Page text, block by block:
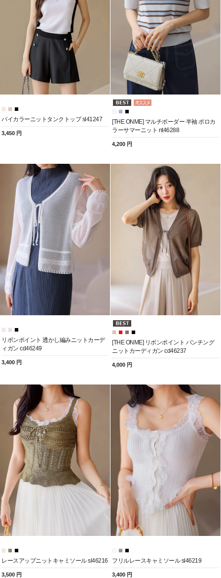
バイカラーニットタンクトップ sl41247
3,450 円
[THE ONME] マルチボーダー 半袖 ポロカ
ラーサマーニット nt46288
4,200 円
リボンポイント 透かし編みニットカーデ
ィガン cd46249
3,400 円
[THE ONME] リボンポイント パンチング
ニットカーディガン cd46237
4,000 円
レースアップニットキャミソール sl46216
3,500 円
フリルレースキャミソール sl46219
3,400 円